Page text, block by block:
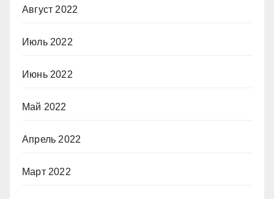
Август 2022
Июль 2022
Июнь 2022
Май 2022
Апрель 2022
Март 2022